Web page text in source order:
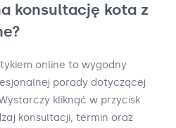
konsultację kota z
online to wygodny
porady dotyczącej
kliknąć w przycisk
konsultacji, termin oraz